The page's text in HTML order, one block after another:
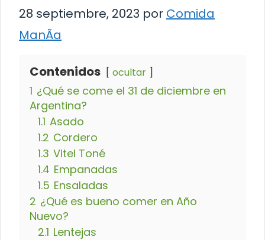
28 septiembre, 2023 por Comida
ManÃ­a
Contenidos ocultar
1 ¿Qué se come el 31 de diciembre en
Argentina?
1.1 Asado
1.2 Cordero
1.3 Vitel Toné
1.4 Empanadas
1.5 Ensaladas
2 ¿Qué es bueno comer en Año
Nuevo?
2.1 Lentejas